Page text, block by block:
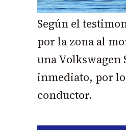
Según el
por la zona al
una Volkswagen
inmediato, por
conductor.